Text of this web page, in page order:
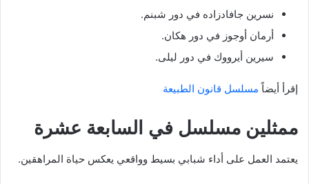
نسرين جافادزاده في دور شبنم.
أرمان أوجوز في دور هكان.
سيرين أيرووك في دور ليلى.
إقرأ أيضاً مسلسل قانون الطبيعة
ممثلين مسلسل في السابعة عشرة
يعتمد العمل على أداء شبابي بسيط وواقعي يعكس حياة المراهقين.